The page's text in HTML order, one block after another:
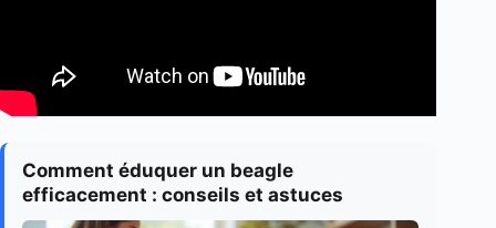
Comment éduquer un beagle
efficacement : conseils et astuces